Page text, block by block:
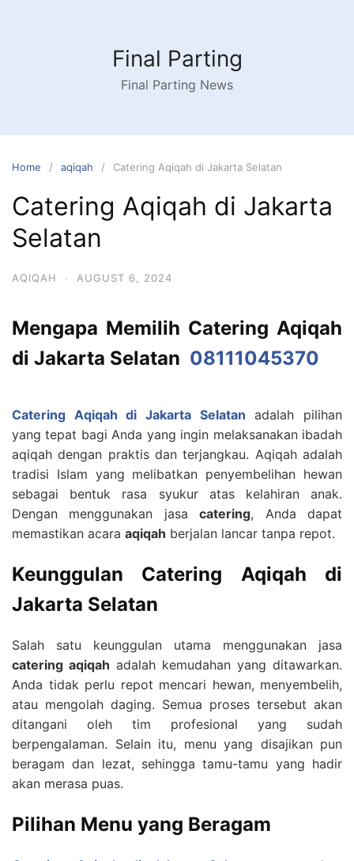
Final Parting
Final Parting News
Home aqiqah Catering Aqiqah di Jakarta Selatan
Catering Aqiqah di Jakarta
Selatan
AQIQAH · AUGUST 6, 2024
Mengapa Memilih Catering Aqiqah
di Jakarta Selatan 08111045370
Catering Aqiqah di Jakarta Selatan
adalah pilihan
yang tepat bagi Anda yang ingin melaksanakan ibadah
aqiqah dengan praktis dan terjangkau. Aqiqah adalah
tradisi Islam yang melibatkan penyembelihan hewan
sebagai bentuk rasa syukur atas kelahiran anak.
Dengan menggunakan jasacatering, Anda dapat
memastikan acara aqiqah berjalan lancar tanpa repot.
Keunggulan Catering Aqiqah di
Jakarta Selatan
Salah satu keunggulan utama menggunakan jasa
catering aqiqah adalah kemudahan yang ditawarkan.
Anda tidak perlu repot mencari hewan, menyembelih,
atau mengolah daging. Semua proses tersebut akan
ditangani oleh tim profesional yang sudah
berpengalaman. Selain itu, menu yang disajikan pun
beragam dan lezat, sehingga tamu-tamu yang hadir
akan merasa puas.
Pilihan Menu yang Beragam